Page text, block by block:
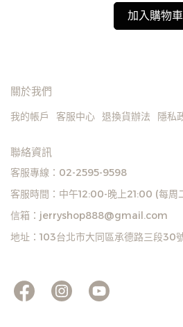
諒。如遇庫存不足無法下單，
加入購物車
關於我們
我的帳戶 客服中心 退換貨辦法 隱私
聯絡資訊
客服專線：02-2595-9598
客服時間：中午12:00-晚上21:00 (每周
信箱：jerryshop888@gmail.com
地址：103台北市大同區承德路三段30